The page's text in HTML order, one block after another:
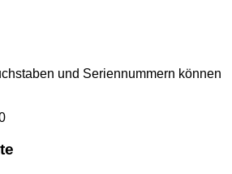
und Seriennummern können